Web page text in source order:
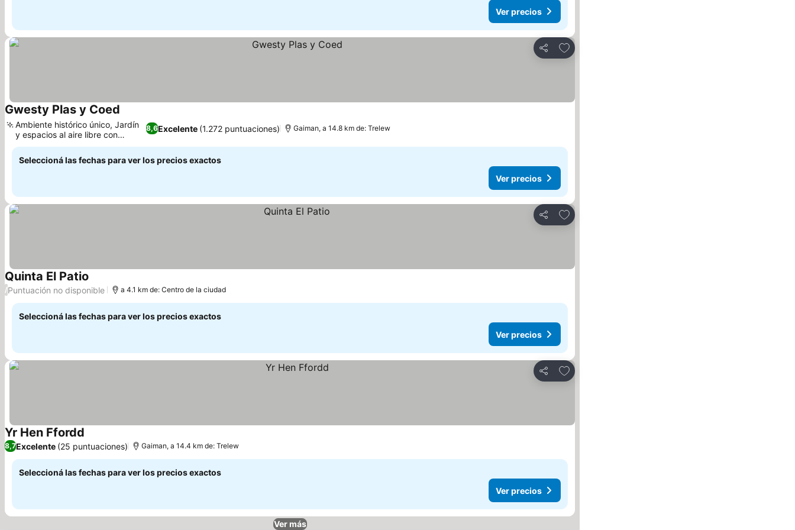
Ver precios
Compartir
Añadir a favoritos
Gwesty Plas y Coed
8,6Excelente (1.272 puntuaciones)
Ambiente histórico único, Jardín
y espacios al aire libre con
encanto
Gaiman, a 14.8 km de: Trelew
Seleccioná las fechas para ver los precios exactos
Ver precios
Compartir
Añadir a favoritos
Quinta El Patio
/Puntuación no disponible a 4.1 km de: Centro de la ciudad
Seleccioná las fechas para ver los precios exactos
Ver precios
Compartir
Añadir a favoritos
Yr Hen Ffordd
8,7Excelente (25 puntuaciones) Gaiman, a 14.4 km de: Trelew
Seleccioná las fechas para ver los precios exactos
Ver precios
Ver más